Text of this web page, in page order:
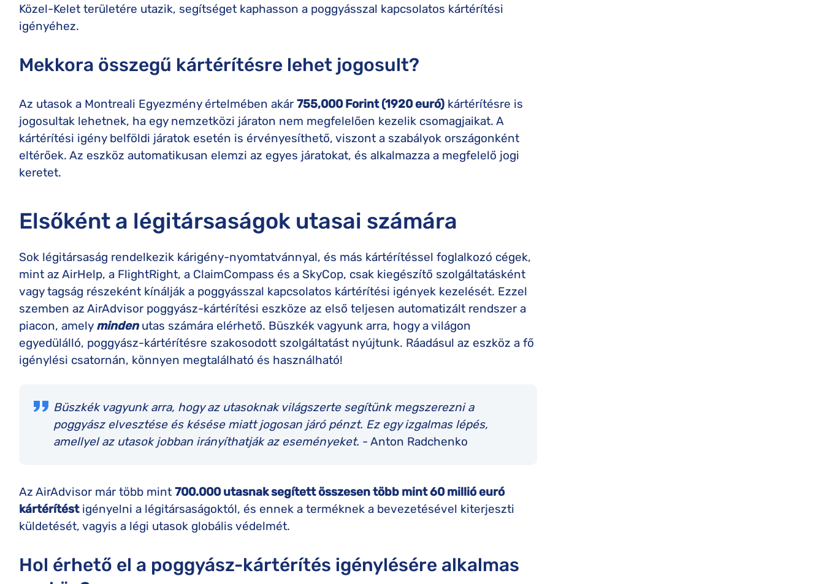
Közel-Kelet területére utazik, segítséget kaphasson a poggyásszal kapcsolatos kártérítési
igényéhez.
Mekkora összegű kártérítésre lehet jogosult?
Az utasok a Montreali Egyezmény értelmében akár 755,000 Forint (1920 euró) kártérítésre is
jogosultak lehetnek, ha egy nemzetközi járaton nem megfelelően kezelik csomagjaikat. A
kártérítési igény belföldi járatok esetén is érvényesíthető, viszont a szabályok országonként
eltérőek. Az eszköz automatikusan elemzi az egyes járatokat, és alkalmazza a megfelelő jogi
keretet.
Elsőként a légitársaságok utasai számára
Sok légitársaság rendelkezik kárigény-nyomtatvánnyal, és más kártérítéssel foglalkozó cégek,
mint az AirHelp, a FlightRight, a ClaimCompass és a SkyCop, csak kiegészítő szolgáltatásként
vagy tagság részeként kínálják a poggyásszal kapcsolatos kártérítési igények kezelését. Ezzel
szemben az AirAdvisor poggyász-kártérítési eszköze az első teljesen automatizált rendszer a
piacon, amely mindenutas számára elérhető. Büszkék vagyunk arra, hogy a világon
egyedülálló, poggyász-kártérítésre szakosodott szolgáltatást nyújtunk. Ráadásul az eszköz a fő
igénylési csatornán, könnyen megtalálható és használható!
Büszkék vagyunk arra, hogy az utasoknak világszerte segítünk megszerezni a
poggyász elvesztése és késése miatt jogosan járó pénzt. Ez egy izgalmas lépés,
amellyel az utasok jobban irányíthatják az eseményeket. - Anton Radchenko
Az AirAdvisor már több mint 700.000utasnak segített összesen több mint 60 millió euró
kártérítéstigényelni a légitársaságoktól, és ennek a terméknek a bevezetésével kiterjeszti
küldetését, vagyis a légi utasok globális védelmét.
Hol érhető el a poggyász-kártérítés igénylésére alkalmas